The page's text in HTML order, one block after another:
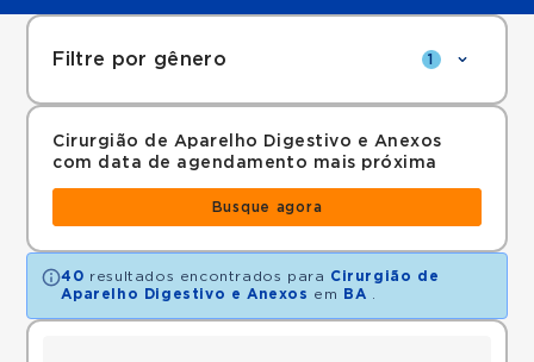
Filtre por gênero 1
Cirurgião de Aparelho Digestivo e Anexos
com data de agendamento mais próxima
Busque agora
40 resultados encontrados para Cirurgião de
Aparelho Digestivo e Anexos em BA